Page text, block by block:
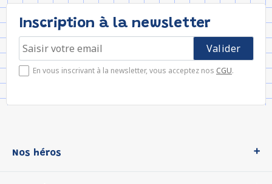
Inscription à la newsletter
En vous inscrivant à la newsletter, vous acceptez nos CGU.
Nos héros